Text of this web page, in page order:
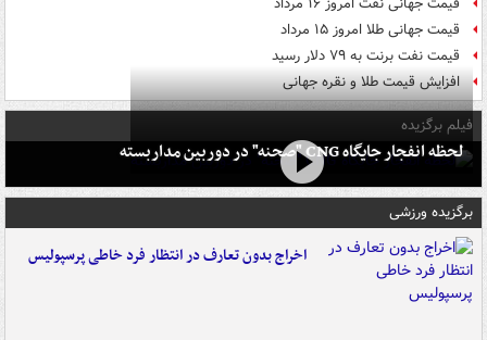
قیمت جهانی نفت امروز ۱۶ مرداد
قیمت جهانی طلا امروز ۱۵ مرداد
قیمت نفت برنت به ۷۹ دلار رسید
افزایش قیمت طلا و نقره جهانی
فیلم برگزیده
لحظه انفجار جایگاه CNG "صحنه" در دوربین مداربسته
برگزیده ورزشی
اخراج بدون تعارف در انتظار فرد خاطی پرسپولیس